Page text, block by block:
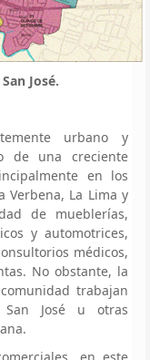
José.
urbano y
de una creciente
en los
Verbena, La Lima y
de mueblerías,
y automotrices,
médicos,
No obstante, la
trabajan
José u otras